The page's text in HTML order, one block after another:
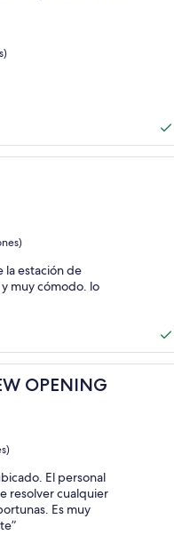
la estación de
muy cómodo. lo
OPENING
El personal
resolver cualquier
Es muy